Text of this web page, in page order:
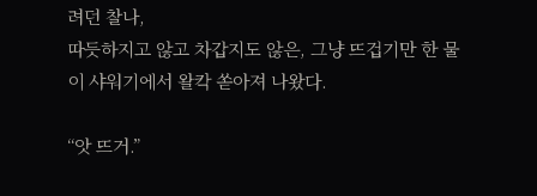
려던 찰나,
따듯하지고 않고 차갑지도 않은, 그냥 뜨겁기만 한 물
이 샤워기에서 왈칵 쏟아져 나왔다.
“앗 뜨거.”